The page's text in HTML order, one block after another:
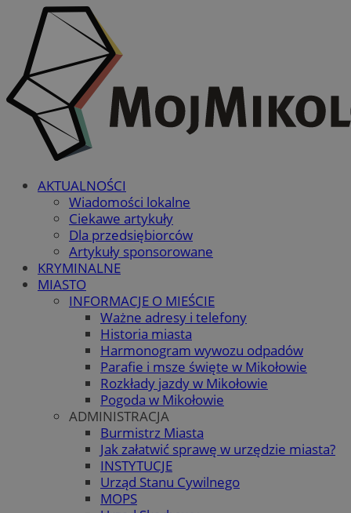
AKTUALNOŚCI
Wiadomości lokalne
Ciekawe artykuły
Dla przedsiębiorców
Artykuły sponsorowane
KRYMINALNE
MIASTO
INFORMACJE O MIEŚCIE
Ważne adresy i telefony
Historia miasta
Harmonogram wywozu odpadów
Parafie i msze święte w Mikołowie
Rozkłady jazdy w Mikołowie
Pogoda w Mikołowie
ADMINISTRACJA
Burmistrz Miasta
Jak załatwić sprawę w urzędzie miasta?
INSTYTUCJE
Urząd Stanu Cywilnego
MOPS